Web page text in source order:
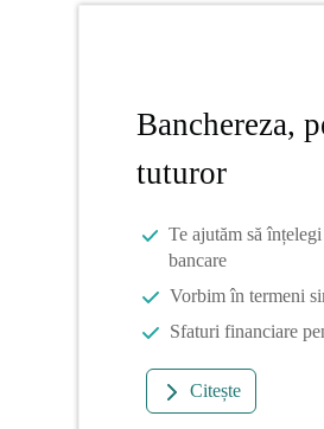
Banchereza,
tuturor
Te ajutăm să
bancare
Vorbim în termeni
Sfaturi financiare
Citește